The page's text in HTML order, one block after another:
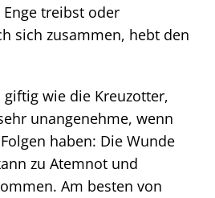
treibst oder
sich zusammen, hebt den
wie die Kreuzotter,
unangenehme, wenn
haben: Die Wunde
zu Atemnot und
Am besten von